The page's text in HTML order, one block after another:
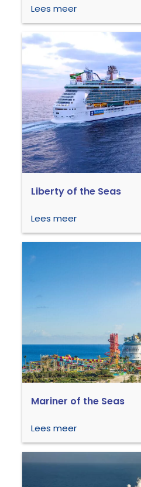
Lees meer
Liberty of the Seas
Lees meer
Mariner of the Seas
Lees meer